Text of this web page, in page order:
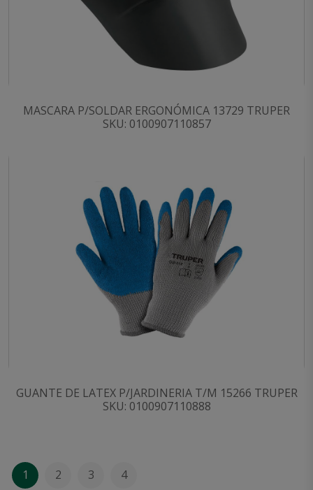
MASCARA P/SOLDAR ERGONÓMICA 13729 TRUPER
SKU: 0100907110857
GUANTE DE LATEX P/JARDINERIA T/M 15266 TRUPER
SKU: 0100907110888
1 2 3 4